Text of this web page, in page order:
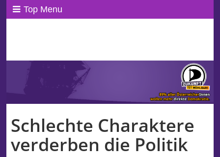
Top Menu
Schlechte Charaktere
verderben die Politik